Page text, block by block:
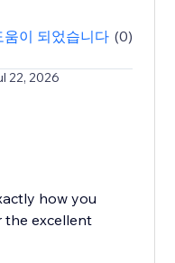
움이 되었습니다 (0)
22, 2026
how you
the excellent